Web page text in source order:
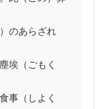
のあらざれ
埃（ごもく
事（しよく